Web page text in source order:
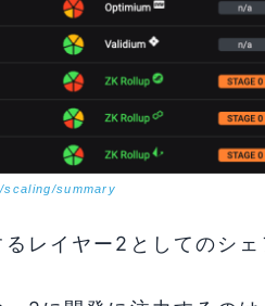
summary
レイヤー2としてのシ